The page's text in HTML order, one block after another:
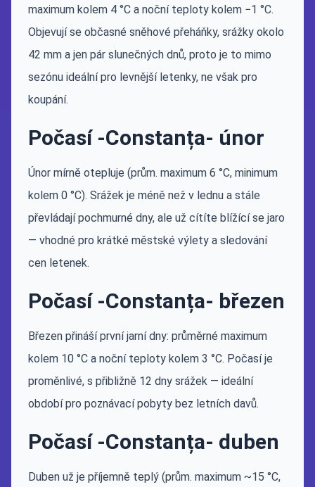
maximum kolem 4 °C a noční teploty kolem −1 °C.
Objevují se občasné sněhové přeháňky, srážky okolo
42 mm a jen pár slunečných dnů, proto je to mimo
sezónu ideální pro levnější letenky, ne však pro
koupání.
Počasí -Constanța- únor
Únor mírně otepluje (prům. maximum 6 °C, minimum
kolem 0 °C). Srážek je méně než v lednu a stále
převládají pochmurné dny, ale už cítíte blížící se jaro
— vhodné pro krátké městské výlety a sledování
cen letenek.
Počasí -Constanța- březen
Březen přináší první jarní dny: průměrné maximum
kolem 10 °C a noční teploty kolem 3 °C. Počasí je
proměnlivé, s přibližně 12 dny srážek — ideální
období pro poznávací pobyty bez letních davů.
Počasí -Constanța- duben
Duben už je příjemně teplý (prům. maximum ~15 °C,